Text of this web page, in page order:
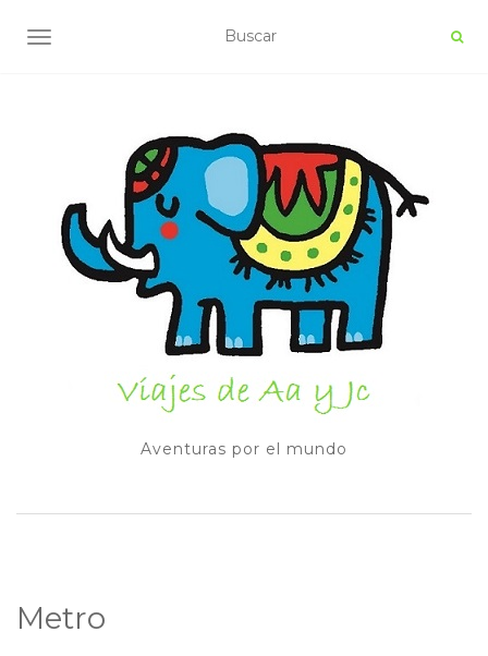
ALTERNAR NAVEGACIÓN
Aventuras por el mundo
Metro